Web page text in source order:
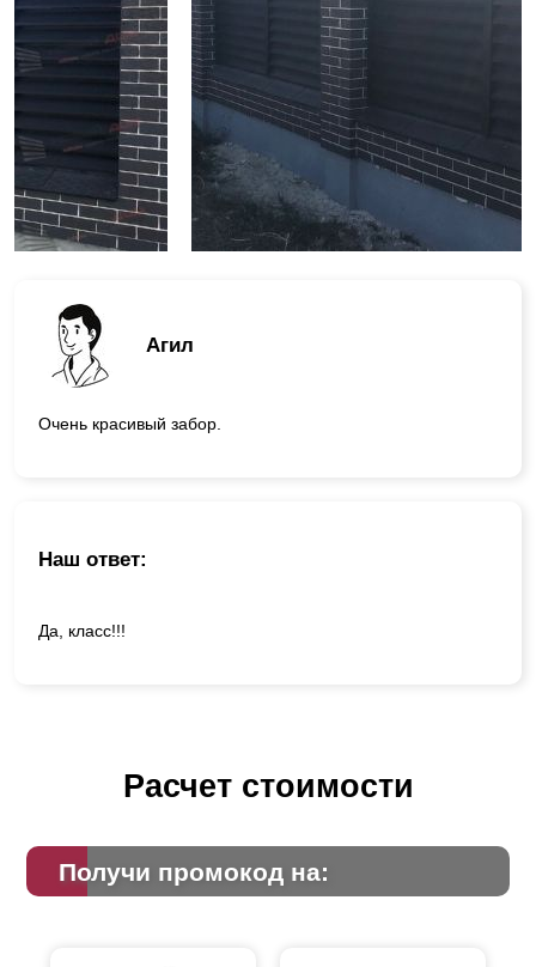
Агил
Очень красивый забор.
Наш ответ:
Да, класс!!!
Расчет стоимости
Получи промокод на: